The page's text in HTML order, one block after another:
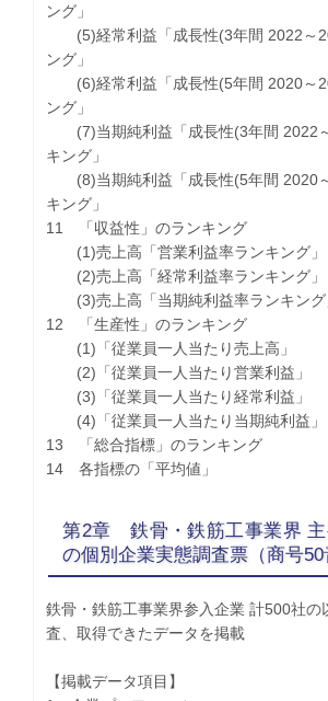
ング」
(5)経常利益「成長性(3年間 2022～
ング」
(6)経常利益「成長性(5年間 2020～
ング」
(7)当期純利益「成長性(3年間 2022
キング」
(8)当期純利益「成長性(5年間 2020
キング」
11 「収益性」のランキング
(1)売上高「営業利益率ランキング」
(2)売上高「経常利益率ランキング」
(3)売上高「当期純利益率ランキング
12 「生産性」のランキング
(1)「従業員一人当たり売上高」
(2)「従業員一人当たり営業利益」
(3)「従業員一人当たり経常利益」
(4)「従業員一人当たり当期純利益」
13 「総合指標」のランキング
14 各指標の「平均値」
第2章 鉄骨・鉄筋工事業界 主
の個別企業実態調査票（商号50
鉄骨・鉄筋工事業界参入企業 計500社の
査、取得できたデータを掲載
【掲載データ項目】